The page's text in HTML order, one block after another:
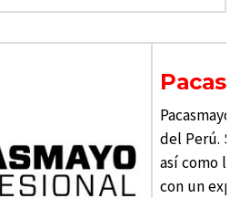
del Perú.
así como la
con un